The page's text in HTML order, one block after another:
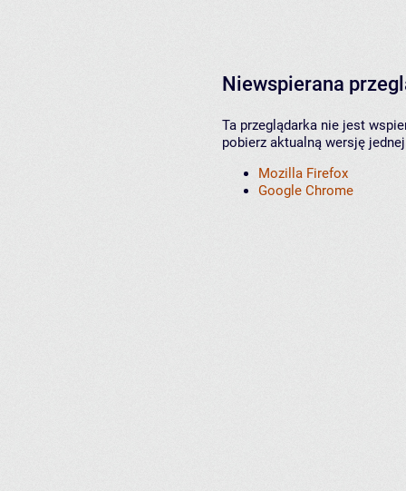
Niewspierana
Ta przeglądarka nie jest
pobierz aktualną wersję
Mozilla Firefox
Google Chrome